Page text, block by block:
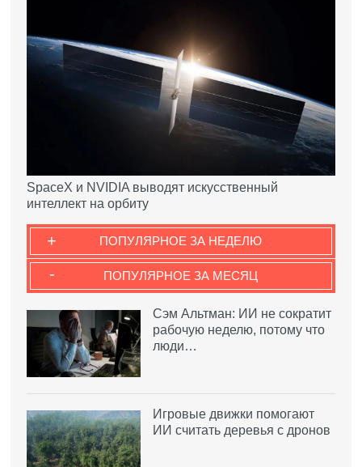
SpaceX и NVIDIA выводят искусственный
интеллект на орбиту
ПОПУЛЯРНОЕ ЗА НЕДЕЛЮ
+
ПОПУЛЯРНОЕ ЗА МЕСЯЦ
-
Сэм Альтман: ИИ не сократит
рабочую неделю, потому что
люди…
Игровые движки помогают
ИИ считать деревья с дронов